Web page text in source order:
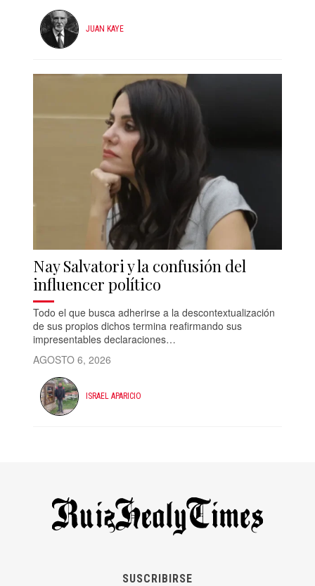
JUAN KAYE
Nay Salvatori y la confusión del
influencer político
Todo el que busca adherirse a la descontextualización
de sus propios dichos termina reafirmando sus
impresentables declaraciones…
AGOSTO 6, 2026
ISRAEL APARICIO
SUSCRIBIRSE